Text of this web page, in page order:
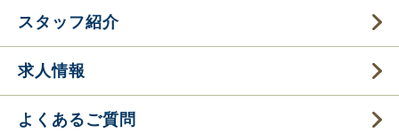
スタッフ紹介
求人情報
よくあるご質問